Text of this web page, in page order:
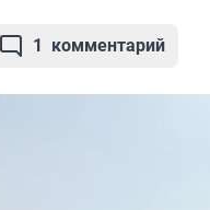
1 комментарий